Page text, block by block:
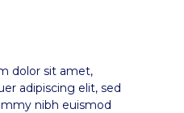
dolor sit amet,
adipiscing elit, sed
nibh euismod